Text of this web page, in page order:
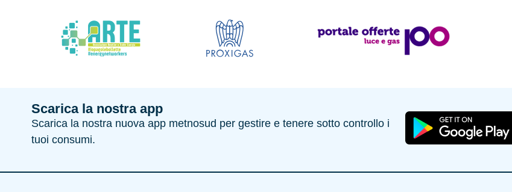
Scarica la nostra app
Scarica la nostra nuova app metnosud per gestire e tenere sotto controllo i
tuoi consumi.